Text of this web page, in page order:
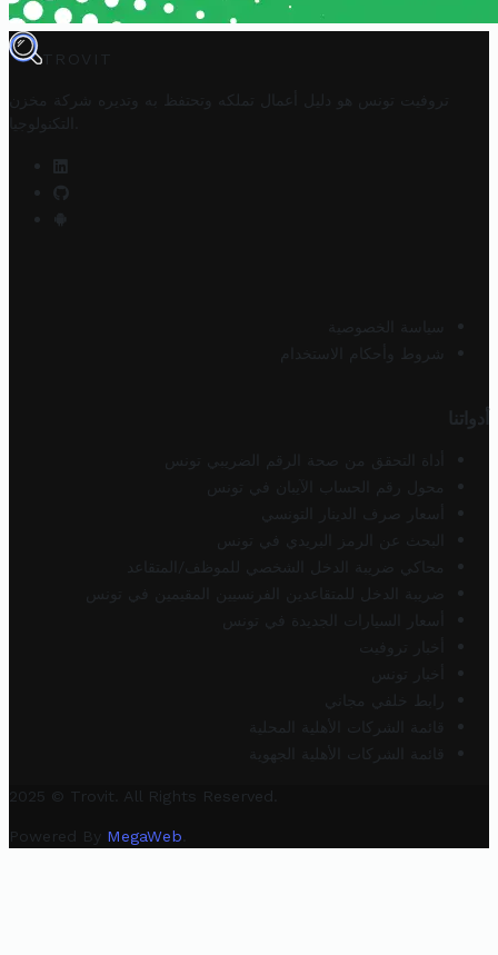
TROVIT
تروفيت تونس هو دليل أعمال تملكه وتحتفظ به وتديره
شركة مخزن
التكنولوجيا
سياسة الخصوصية
شروط وأحكام الاستخدام
أدواتنا
أداة التحقق من صحة الرقم الضريبي تونس
محول رقم الحساب الآيبان في تونس
أسعار صرف الدينار التونسي
البحث عن الرمز البريدي في تونس
محاكي ضريبة الدخل الشخصي للموظف/المتقاعد
ضريبة الدخل للمتقاعدين الفرنسيين المقيمين في تونس
أسعار السيارات الجديدة في تونس
أخبار تروفيت
أخبار تونس
رابط خلفي مجاني
قائمة الشركات الأهلية المحلية
قائمة الشركات الأهلية الجهوية
2025 © Trovit. All Rights Reserved.
Powered By MegaWeb